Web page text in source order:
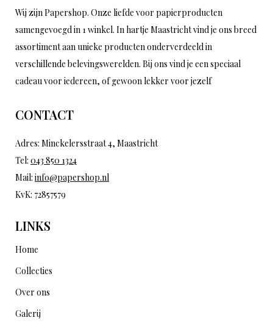
Wij zijn Papershop. Onze liefde voor papierproducten
samengevoegd in 1 winkel. In hartje Maastricht vind je ons breed
assortiment aan unieke producten onderverdeeld in
verschillende belevingswerelden. Bij ons vind je een speciaal
cadeau voor iedereen, of gewoon lekker voor jezelf
CONTACT
Adres: Minckelersstraat 4, Maastricht
Tel: 043 850 1324
Mail: info@papershop.nl
KvK: 72857579
LINKS
Home
Collecties
Over ons
Galerij